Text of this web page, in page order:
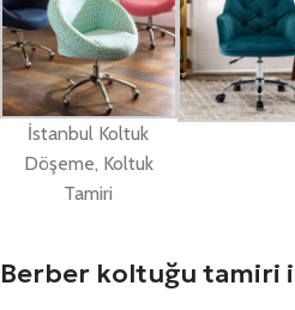
İstanbul Koltuk
Döşeme, Koltuk
Tamiri
Berber koltuğu tamiri